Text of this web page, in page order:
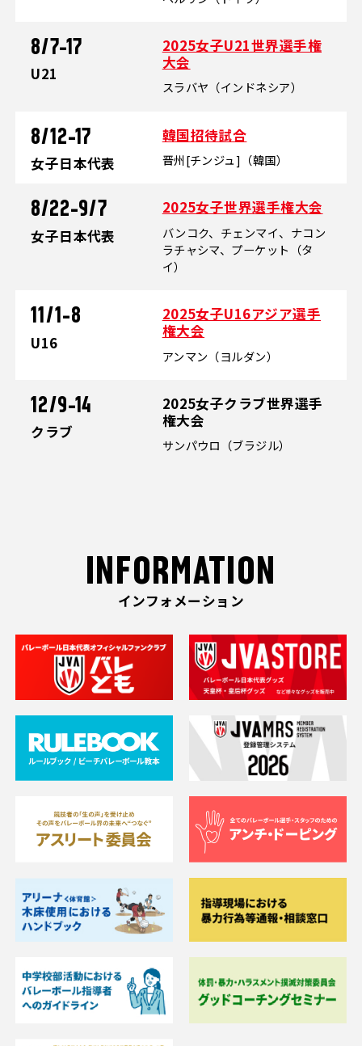
8/7-17
U21
2025女子U21世界選手権
大会
スラバヤ（インドネシア）
8/12-17
女子日本代表
韓国招待試合
晋州[チンジュ]（韓国）
8/22-9/7
女子日本代表
2025女子世界選手権大会
バンコク、チェンマイ、ナコン
ラチャシマ、プーケット（タ
イ）
11/1-8
U16
2025女子U16アジア選手
権大会
アンマン（ヨルダン）
12/9-14
クラブ
2025女子クラブ世界選手
権大会
サンパウロ（ブラジル）
INFORMATION
インフォメーション